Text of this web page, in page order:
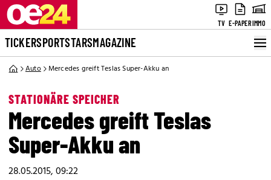
TV E-PAPERIMMO
TICKERSPORTSTARSMAGAZINE
Auto Mercedes greift Teslas Super-Akku an
STATIONÄRE SPEICHER
Mercedes greift Teslas
Super-Akku an
28.05.2015, 09:22